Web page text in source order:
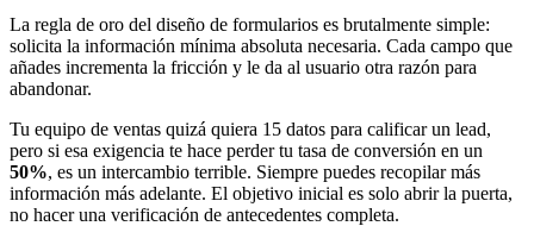
La regla de oro del diseño de formularios es brutalmente simple:
solicita la información mínima absoluta necesaria. Cada campo que
añades incrementa la fricción y le da al usuario otra razón para
abandonar.
Tu equipo de ventas quizá quiera 15 datos para calificar un lead,
pero si esa exigencia te hace perder tu tasa de conversión en un
50%, es un intercambio terrible. Siempre puedes recopilar más
información más adelante. El objetivo inicial es solo abrir la puerta,
no hacer una verificación de antecedentes completa.